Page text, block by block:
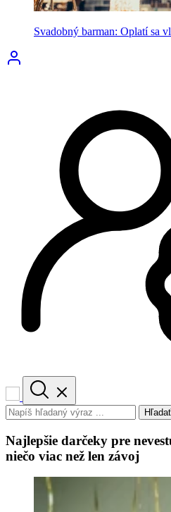
Svadobný barman: Oplatí sa
Hľadať
Najlepšie darčeky pre
niečo viac než len závoj